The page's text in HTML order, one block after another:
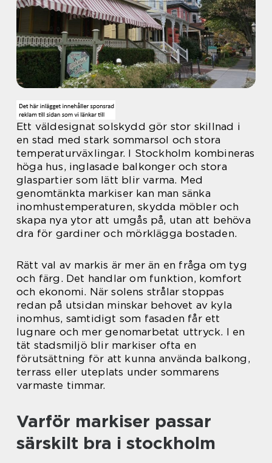
Ett väldesignat solskydd gör stor skillnad i
en stad med stark sommarsol och stora
temperaturväxlingar. I Stockholm kombineras
höga hus, inglasade balkonger och stora
glaspartier som lätt blir varma. Med
genomtänkta markiser kan man sänka
inomhustemperaturen, skydda möbler och
skapa nya ytor att umgås på, utan att behöva
dra för gardiner och mörklägga bostaden.
Rätt val av markis är mer än en fråga om tyg
och färg. Det handlar om funktion, komfort
och ekonomi. När solens strålar stoppas
redan på utsidan minskar behovet av kyla
inomhus, samtidigt som fasaden får ett
lugnare och mer genomarbetat uttryck. I en
tät stadsmiljö blir markiser ofta en
förutsättning för att kunna använda balkong,
terrass eller uteplats under sommarens
varmaste timmar.
Varför markiser passar
särskilt bra i stockholm